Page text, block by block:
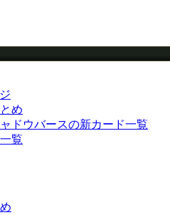
め
ドウバースの新カード一覧
覧